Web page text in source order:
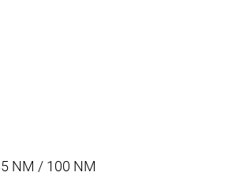
NM / 100 NM